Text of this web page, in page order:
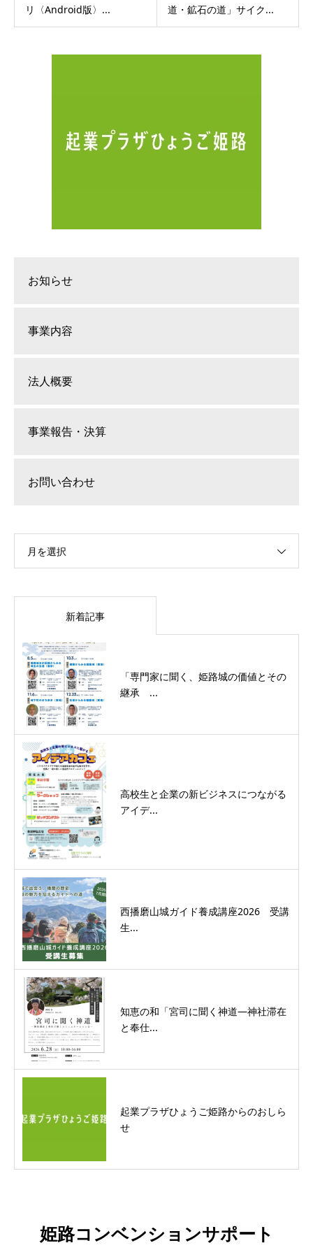
リ〈Android版〉...
道・鉱石の道」サイク...
お知らせ
事業内容
法人概要
事業報告・決算
お問い合わせ
月を選択
新着記事
「専門家に聞く、姫路城の価値とその
継承 ...
高校生と企業の新ビジネスにつながる
アイデ...
西播磨山城ガイド養成講座2026 受講
生...
知恵の和「宮司に聞く神道―神社滞在
と奉仕...
起業プラザひょうご姫路からのおしら
せ
姫路コンベンションサポート